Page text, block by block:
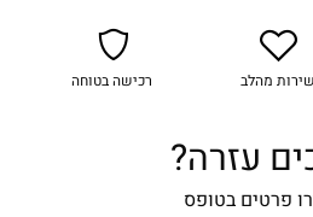
שירות מהלב רכישה בטוחה
עזרה?
פרטים בטופס